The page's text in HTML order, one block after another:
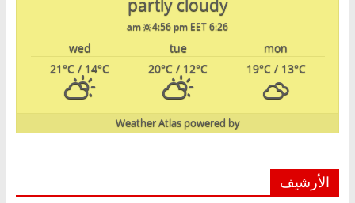
partly cloudy
6:26 am
4:56 pm EET
mon
tue
wed
19°C/ 13°C
20°C / 12°C
21°C / 14°C
powered by
Weather Atlas
الأرشيف